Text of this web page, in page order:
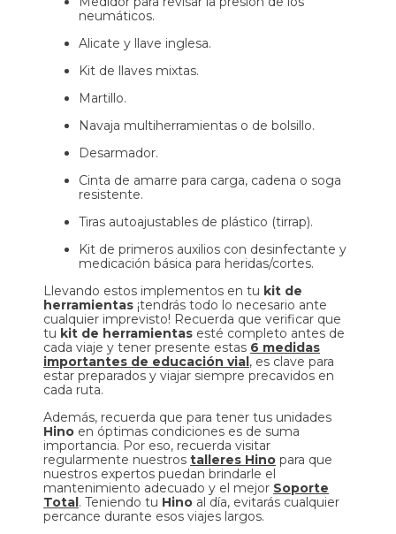
neumáticos.
Alicate y llave inglesa.
Kit de llaves mixtas.
Martillo.
Navaja multiherramientas o de bolsillo.
Desarmador.
Cinta de amarre para carga, cadena o soga
resistente.
Tiras autoajustables de plástico (tirrap).
Kit de primeros auxilios con desinfectante y
medicación básica para heridas/cortes.
Llevando estos implementos en tu kit de
herramientas ¡tendrás todo lo necesario ante
cualquier imprevisto! Recuerda que verificar que
tu kit de herramientas esté completo antes de
cada viaje y tener presente estas 6 medidas
importantes de educación vial, es clave para
estar preparados y viajar siempre precavidos en
cada ruta.
Además, recuerda que para tener tus unidades
Hino en óptimas condiciones es de suma
importancia. Por eso, recuerda visitar
regularmente nuestros talleres Hino para que
nuestros expertos puedan brindarle el
mantenimiento adecuado y el mejor Soporte
Total. Teniendo tu Hino al día, evitarás cualquier
percance durante esos viajes largos.